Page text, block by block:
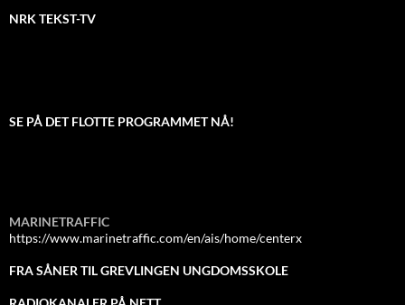
NRK TEKST-TV
SE PÅ DET FLOTTE PROGRAMMET NÅ!
MARINETRAFFIC
https://www.marinetraffic.com/en/ais/home/centerx
FRA SÅNER TIL GREVLINGEN UNGDOMSSKOLE